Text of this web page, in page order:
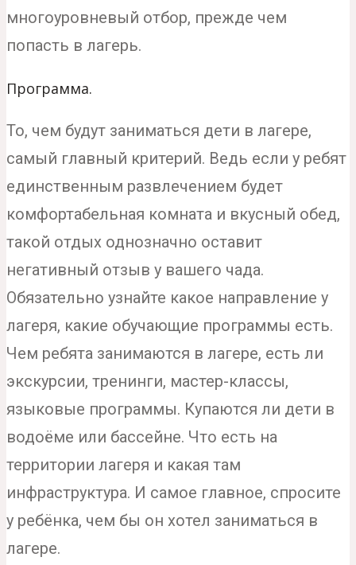
многоуровневый отбор, прежде чем
попасть в лагерь.
Программа.
То, чем будут заниматься дети в лагере,
самый главный критерий. Ведь если у ребят
единственным развлечением будет
комфортабельная комната и вкусный обед,
такой отдых однозначно оставит
негативный отзыв у вашего чада.
Обязательно узнайте какое направление у
лагеря, какие обучающие программы есть.
Чем ребята занимаются в лагере, есть ли
экскурсии, тренинги, мастер-классы,
языковые программы. Купаются ли дети в
водоёме или бассейне. Что есть на
территории лагеря и какая там
инфраструктура. И самое главное, спросите
у ребёнка, чем бы он хотел заниматься в
лагере.